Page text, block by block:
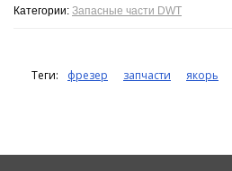
Категории: Запасные части DWT
Теги: фрезер запчасти якорь